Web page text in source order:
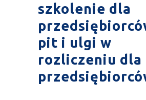
szkolenie dla
pit i ulgi w
rozliczeniu dla